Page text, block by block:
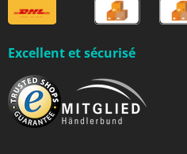
Excellent et sécurisé